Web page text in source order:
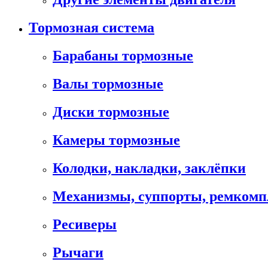
Тормозная система
Барабаны тормозные
Валы тормозные
Диски тормозные
Камеры тормозные
Колодки, накладки, заклёпки
Механизмы, суппорты,
Ресиверы
Рычаги